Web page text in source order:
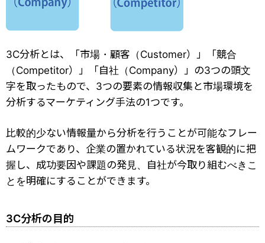
3C分析とは、「市場・顧客（Customer）」「競合
（Competitor）」「自社（Company）」の3つの頭文
字を取ったもので、3つの要素の情報収集と市場環境を
分析するマーケティング手法の1つです。
比較的少ない情報量から分析を行うことが可能なフレー
ムワークであり、企業の置かれている状況を客観的に把
握し、成功要因や課題の発見、自社が今取り組むべきこ
とを明確にすることができます。
3C分析の目的